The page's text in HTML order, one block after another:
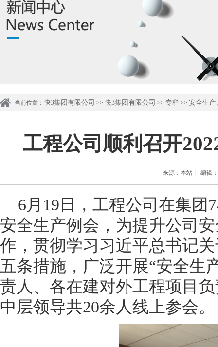
当前位置：快3集团有限公司 >>快3集团有限公司 >> 专栏 >> 安全生产月
工程公司顺利召开
来源：本站 | 编辑
6月 19 日，工程公司在集团 7
安全生产例会，为提升公司
作，贯彻学习习近平总书记
五条措施，广泛开展“安全生
责人、各在建对外工程项目
中层领导共20余人线上参会。